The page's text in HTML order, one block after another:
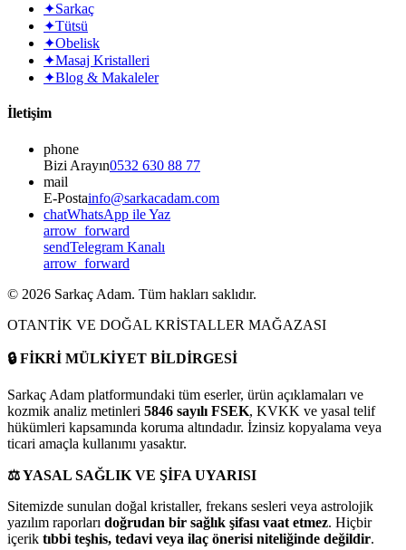
✦Sarkaç
✦Tütsü
✦Obelisk
✦Masaj Kristalleri
✦Blog & Makaleler
İletişim
phone
Bizi Arayın0532 630 88 77
mail
E-Postainfo@sarkacadam.com
chatWhatsApp ile Yaz
arrow_forward
sendTelegram Kanalı
arrow_forward
© 2026 Sarkaç Adam. Tüm hakları saklıdır.
OTANTİK VE DOĞAL KRİSTALLER MAĞAZASI
🔒FİKRİ MÜLKİYET BİLDİRGESİ
Sarkaç Adam platformundaki tüm eserler, ürün açıklamaları ve
kozmik analiz metinleri 5846 sayılı FSEK, KVKK ve yasal telif
hükümleri kapsamında koruma altındadır. İzinsiz kopyalama veya
ticari amaçla kullanımı yasaktır.
⚖️YASAL SAĞLIK VE ŞİFA UYARISI
Sitemizde sunulan doğal kristaller, frekans sesleri veya astrolojik
yazılım raporları doğrudan bir sağlık şifası vaat etmez. Hiçbir
içerik tıbbi teşhis, tedavi veya ilaç önerisi niteliğinde değildir.